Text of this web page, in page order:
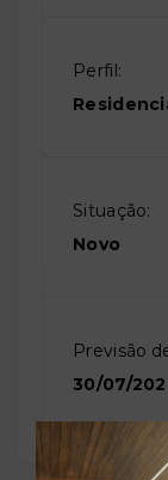
Perfil:
Situação:
Novo
Previsão
30/07/